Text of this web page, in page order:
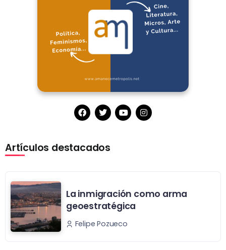
Artículos destacados
La inmigración como arma
geoestratégica
Felipe Pozueco